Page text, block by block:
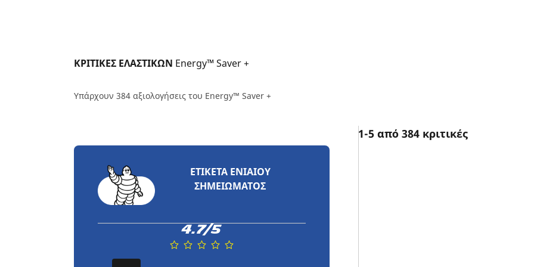
ΚΡΙΤΙΚΕΣ ΕΛΑΣΤΙΚΩΝ Energy™ Saver +
Υπάρχουν 384 αξιολογήσεις του Energy™ Saver +
ΕΤΙΚΈΤΑ ΕΝΙΑΊΟΥ
ΣΗΜΕΙΏΜΑΤΟΣ
4.7/5
1-5 από 384 κριτικές